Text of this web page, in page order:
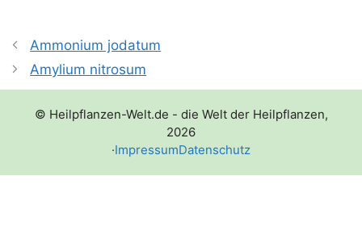
Ammonium jodatum
Amylium nitrosum
© Heilpflanzen-Welt.de - die Welt der Heilpflanzen,
2026
·ImpressumDatenschutz